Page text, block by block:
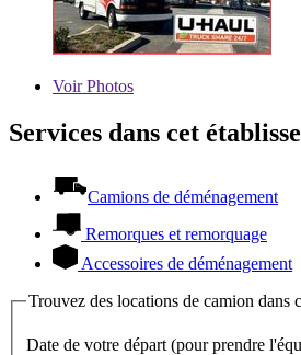
VoirPhotos
Services dans cet
Camions de déménagement
Remorques et remorquage
Accessoires de déménagement
Trouvez des locations de camion dans
Date de votre départ (pour prendre